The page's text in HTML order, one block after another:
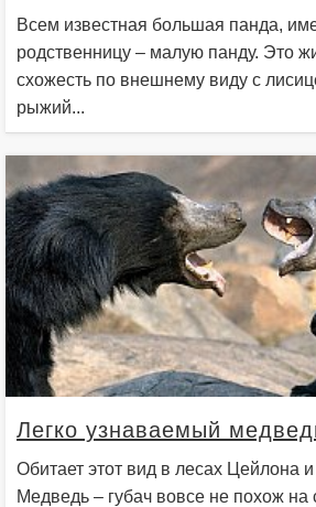
Всем известная большая панда,
родственницу – малую панду. Это
схожесть по внешнему виду с
рыжий...
Легко узнаваемый
Обитает этот вид в лесах Цейлона
Медведь – губач вовсе не похож на